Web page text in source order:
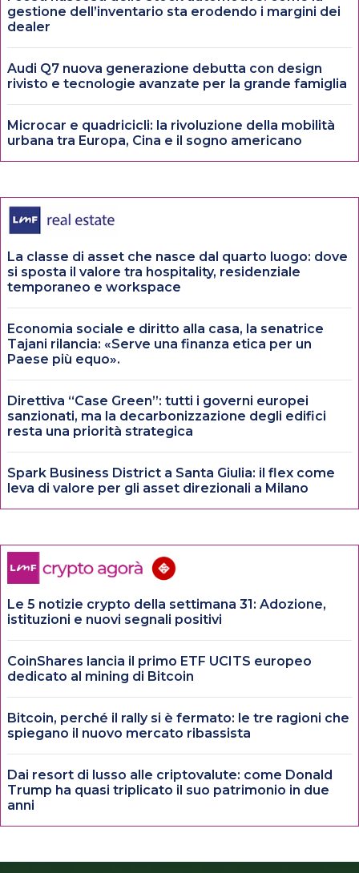
gestione dell’inventario sta erodendo i margini dei
dealer
Audi Q7 nuova generazione debutta con design
rivisto e tecnologie avanzate per la grande famiglia
Microcar e quadricicli: la rivoluzione della mobilità
urbana tra Europa, Cina e il sogno americano
La classe di asset che nasce dal quarto luogo: dove
si sposta il valore tra hospitality, residenziale
temporaneo e workspace
Economia sociale e diritto alla casa, la senatrice
Tajani rilancia: «Serve una finanza etica per un
Paese più equo».
Direttiva “Case Green”: tutti i governi europei
sanzionati, ma la decarbonizzazione degli edifici
resta una priorità strategica
Spark Business District a Santa Giulia: il flex come
leva di valore per gli asset direzionali a Milano
Le 5 notizie crypto della settimana 31: Adozione,
istituzioni e nuovi segnali positivi
CoinShares lancia il primo ETF UCITS europeo
dedicato al mining di Bitcoin
Bitcoin, perché il rally si è fermato: le tre ragioni che
spiegano il nuovo mercato ribassista
Dai resort di lusso alle criptovalute: come Donald
Trump ha quasi triplicato il suo patrimonio in due
anni